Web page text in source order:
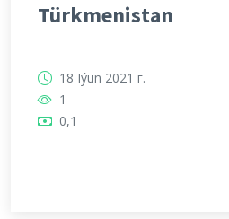
Türkmenistan
18 Iýun 2021 г.
1
0,1